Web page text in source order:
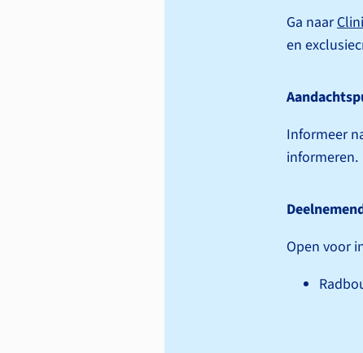
Ga naar
en
Informeer
informeren.
Open voor